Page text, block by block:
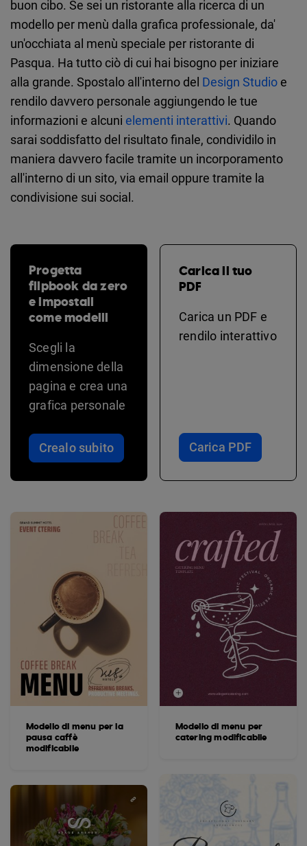
buon cibo. Se sei un ristorante alla ricerca di un
modello per menù dalla grafica professionale, da'
un'occhiata al menù speciale per ristorante di
Pasqua. Ha tutto ciò di cui hai bisogno per iniziare
alla grande. Spostalo all'interno del Design Studio e
rendilo davvero personale aggiungendo le tue
informazioni e alcuni elementi interattivi. Quando
sarai soddisfatto del risultato finale, condividilo in
maniera davvero facile tramite un incorporamento
all'interno di un sito, via email oppure tramite la
condivisione sui social.
Progetta
flipbook da zero
e impostali
come modelli
Scegli la
dimensione della
pagina e crea una
grafica personale
Crealo subito
Carica il tuo
PDF
Carica un PDF e
rendilo interattivo
Carica PDF
Modello di menu per la
pausa caffè
modificabile
Modello di menu per
catering modificabile